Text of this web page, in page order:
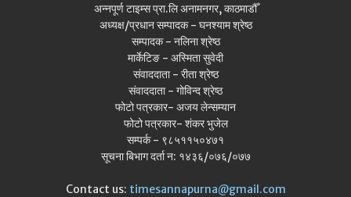
अन्नपूर्ण टाइम्स प्रा.लि अनामनगर, काठमाडौँ
अध्यक्ष/प्रधान सम्पादक - घनश्याम श्रेष्ठ
सम्पादक - नलिना श्रेष्ठ
मार्केटिङ - अस्मिता सुवेदी
संवाददाता - रीता श्रेष्ठ
संवाददाता - गोविन्द श्रेष्ठ
फोटो पत्रकार- अजय लेन्सम्यान
फोटो पत्रकार- शंकर भुजेल
सम्पर्क - ९८५११५०४७१
सूचना बिभाग दर्ता न: १४३६/०७६/०७७
Contact us: timesannapurna@gmail.com